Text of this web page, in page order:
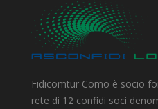
Fidicomtur Como è socio
rete di 12 confidi soci